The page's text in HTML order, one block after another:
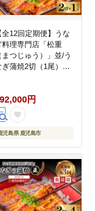
全12回定期便】うな
料理専門店「松重
まつじゅう）」並/う
ぎ蒲焼2切（1尾）×1
円
児島県 鹿児島市